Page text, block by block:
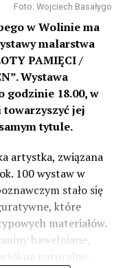
Foto: Wojciech Basałygo
w Wolinie ma
malarstwa
PAMIĘCI /
Wystawa
godzinie 18.00, w
jej
tytule.
artystka, związana
100 wystaw w
stało się
które
materiałów.
bawełniane,